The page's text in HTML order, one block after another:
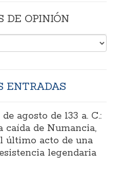
DE OPINIÓN
ENTRADAS
de agosto de 133 a. C.:
caída de Numancia,
último acto de una
legendaria